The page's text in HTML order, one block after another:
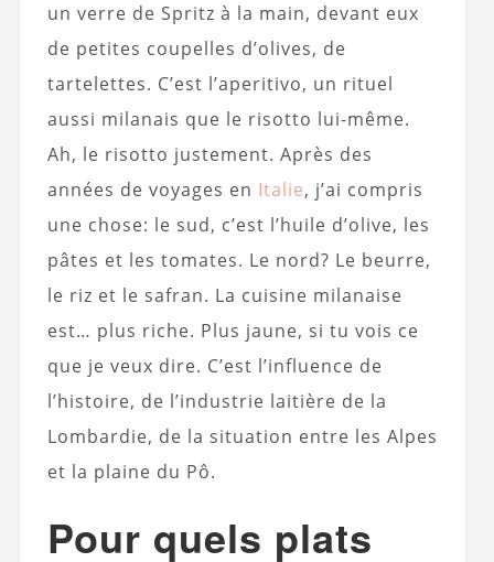
un verre de Spritz à la main, devant eux
de petites coupelles d’olives, de
tartelettes. C’est l’aperitivo, un rituel
aussi milanais que le risotto lui-même.
Ah, le risotto justement. Après des
années de voyages en Italie, j’ai compris
une chose: le sud, c’est l’huile d’olive, les
pâtes et les tomates. Le nord? Le beurre,
le riz et le safran. La cuisine milanaise
est… plus riche. Plus jaune, si tu vois ce
que je veux dire. C’est l’influence de
l’histoire, de l’industrie laitière de la
Lombardie, de la situation entre les Alpes
et la plaine du Pô.
Pour quels plats